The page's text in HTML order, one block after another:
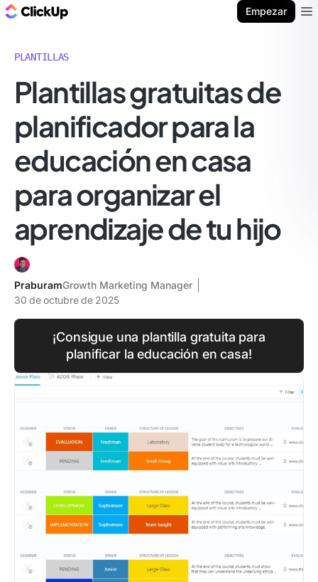
Empezar
PLANTILLAS
Plantillas gratuitas de
planificador para la
educación en casa
para organizar el
aprendizaje de tu hijo
PraburamGrowth Marketing Manager
30 de octubre de 2025
¡Consigue una plantilla gratuita para
planificar la educación en casa!